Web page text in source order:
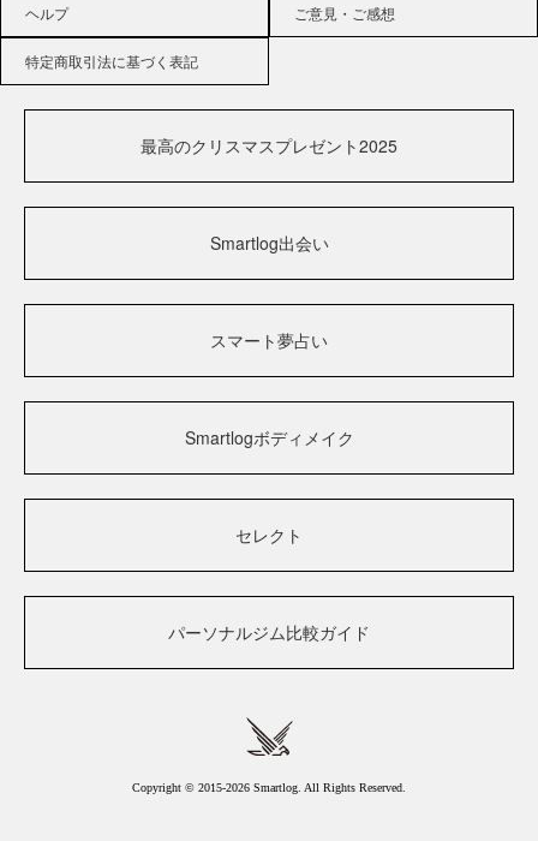
ヘルプ ご意見・ご感想
特定商取引法に基づく表記
最高のクリスマスプレゼント2025
Smartlog出会い
スマート夢占い
Smartlogボディメイク
セレクト
パーソナルジム比較ガイド
Copyright © 2015-2026 Smartlog. All Rights Reserved.